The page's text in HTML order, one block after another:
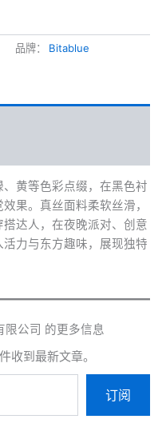
品牌： Bitablue
黄等色彩点缀，在黑色衬
果。真丝面料柔软丝滑，
达人，在夜晚派对、创意
力与东方趣味，展现独特
限公司 的更多信息
收到最新文章。
订阅